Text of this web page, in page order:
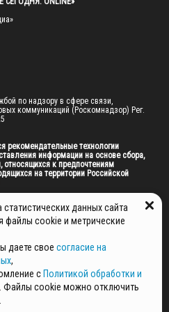
по надзору в сфере связи,
коммуникаций (Роскомнадзор) Рег.
рекомендательные технологии
информации на основе сбора,
относящихся к предпочтениям
на территории Российской
ПРИНАДЛЕЖАТ ГАУ МО "ЦИФРОВЫЕ
ПЕРСОНАЛЬНЫХ ДАННЫХ
данных сайта
файлы cookie и метрические
даете свое согласие на
,
с Политикой обработки и
. Файлы cookie можно отключить